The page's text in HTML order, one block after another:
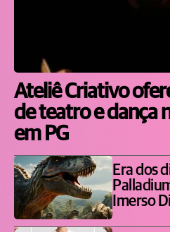
Ateliê Criativo
de teatro e dança
em PG
Era dos
Imerso